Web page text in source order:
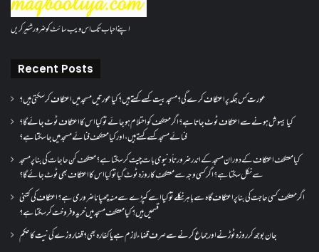
اپنے احباب تک اس ویب سائٹ کو ضرور شئیر کریں
Recent Posts
عورت کس جگہ پر اعتکاف کرے گی؟مسجد بیت کسے کہتے ہیں؟کیا عورتیں مسجد میں اعتکاف کر سکتی ہیں؟
کیا بیہوش ہونے سے اعتکاف ٹوٹ جاتا ہے؟ اگر معتکف کو احتلام ہو جائے تو کیا اس کا اعتکاف ٹوٹ جائے گا؟
فنائے مسجد کسے کہتے ہیں ، اور کیا معتکف فنائے مسجد میں جا سکتا ہے؟
کیا معتکف اعتکاف کے دوران مسجد کے اندر ضرورتاً دنیوی بات چیت کر سکتا ہے؟معتکف کن حاجات کی بنا پر مسجد
سے نکل سکتا ہے؟ اگر کسی وجہ سے معتکف کا روزہ ٹوٹ گیا تو کیا اس کا اعتکاف بھی ٹوٹ جائے گا؟
اگر معتکف کسی حاجت کی بنا پر اعتکاف گاہ سے باہر نکلے تو کیا اسے کپڑے سے منہ چھپانا ضروری ہے؟اعتکاف کی کتنی
قسمیں ہیں؟کیا معتکف مسجد میں خرید و فروخت کر سکتا ہے؟
جان بوجھ کر روزہ ٹوڑنے اور جماع کرنے سے صرف قضاء لازم ہے یا کفارہ بھی؟ قضا روزے کی نیت کا حکم